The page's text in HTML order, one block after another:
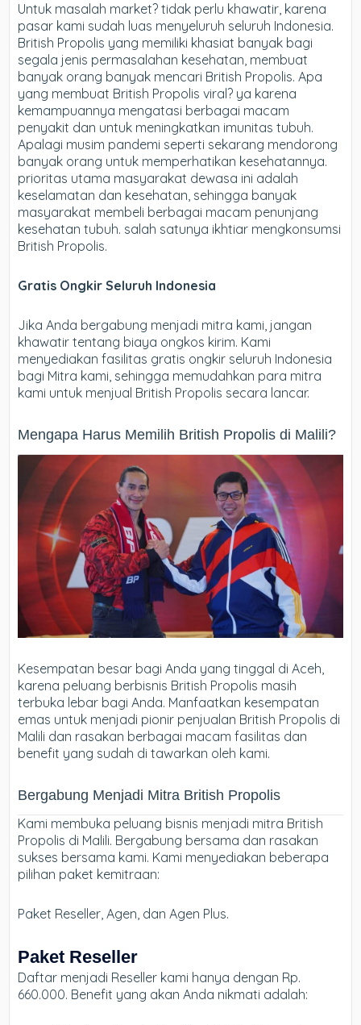
Untuk masalah market? tidak perlu khawatir, karena
pasar kami sudah luas menyeluruh seluruh Indonesia.
British Propolis yang memiliki khasiat banyak bagi
segala jenis permasalahan kesehatan, membuat
banyak orang banyak mencari British Propolis. Apa
yang membuat British Propolis viral? ya karena
kemampuannya mengatasi berbagai macam
penyakit dan untuk meningkatkan imunitas tubuh.
Apalagi musim pandemi seperti sekarang mendorong
banyak orang untuk memperhatikan kesehatannya.
prioritas utama masyarakat dewasa ini adalah
keselamatan dan kesehatan, sehingga banyak
masyarakat membeli berbagai macam penunjang
kesehatan tubuh. salah satunya ikhtiar mengkonsumsi
British Propolis.
Gratis Ongkir Seluruh Indonesia
Jika Anda bergabung menjadi mitra kami, jangan
khawatir tentang biaya ongkos kirim. Kami
menyediakan fasilitas gratis ongkir seluruh Indonesia
bagi Mitra kami, sehingga memudahkan para mitra
kami untuk menjual British Propolis secara lancar.
Mengapa Harus Memilih British Propolis di Malili?
Kesempatan besar bagi Anda yang tinggal di Aceh,
karena peluang berbisnis British Propolis masih
terbuka lebar bagi Anda. Manfaatkan kesempatan
emas untuk menjadi pionir penjualan British Propolis di
Malili dan rasakan berbagai macam fasilitas dan
benefit yang sudah di tawarkan oleh kami.
Bergabung Menjadi Mitra British Propolis
Kami membuka peluang bisnis menjadi mitra British
Propolis di Malili. Bergabung bersama dan rasakan
sukses bersama kami. Kami menyediakan beberapa
pilihan paket kemitraan:
Paket Reseller, Agen, dan Agen Plus.
Paket Reseller
Daftar menjadi Reseller kami hanya dengan Rp.
660.000. Benefit yang akan Anda nikmati adalah: